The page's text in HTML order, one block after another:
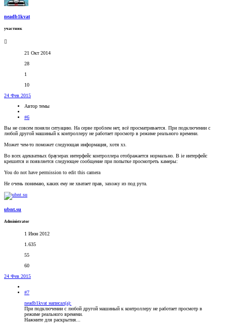
neadb1kvat
участник
21 Окт 2014
28
1
10
24 Фев 2015
Автор темы
#6
Вы не совсем поняли ситуацию. На серве проблем нет, всё просматривается. При подключении с
любой другой машиный к контроллеру не работает просмотр в режиме реального времени.
Может чем-то поможет следующая информация, хотя хз.
Во всех адекватных браузерах интерфейс контроллера отображается нормально. В ie интерфейс
крешится и появляется следующее сообщение при попытке просмотреть камеры:
You do not have permission to edit this camera
Не очень понимаю, каких ему не хватает прав, захожу из под рута.
ubnt.su
Administrator
1 Июн 2012
1.635
55
60
24 Фев 2015
#7
neadb1kvat написал(а):
При подключении с любой другой машиный к контроллеру не работает просмотр в
режиме реального времени.
Нажмите для раскрытия...